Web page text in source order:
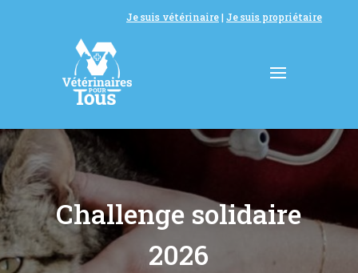
Je suis vétérinaire|Je suis propriétaire
Challenge solidaire
2026